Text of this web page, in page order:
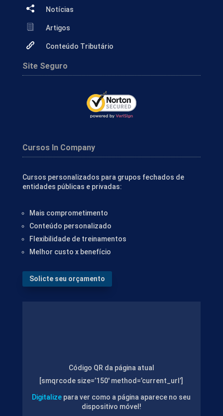
Notícias
Artigos
Conteúdo Tributário
Site Seguro
Cursos In Company
Cursos personalizados para grupos fechados de
entidades públicas e privadas:
Mais comprometimento
Conteúdo personalizado
Flexibilidade de treinamentos
Melhor custo x benefício
Solicte seu orçamento
Código QR da página atual
[smqrcode size=’150′ method=’current_url’]
Digitalize para ver como a página aparece no seu
dispositivo móvel!